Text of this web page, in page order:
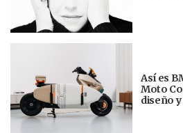
Así es
Moto
diseño